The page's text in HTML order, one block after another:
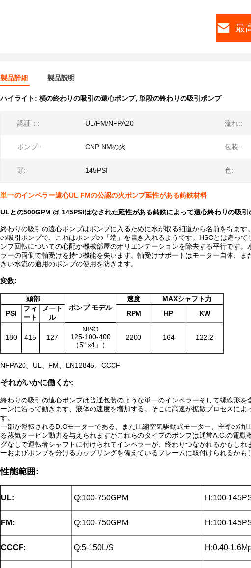
最
製品詳細 製品説明
ハイライト: 横の終わりの吸引の遠心ポンプ, 単段の終わりの吸引ポンプ
認証：: UL/FM/NFPA20 流れ::
ポンプ:: CNP NMの火 包装::
頭: 145PSI 色:
単一のインペラー遠心UL FMの公認の火ポンプ延性がある鋳鉄材料
ULとの500GPM @ 145PSIはなされた延性がある鋳鉄によって遠心終わりの吸
終わりの吸引の遠心ポンプはポンプに入るために水が取る細道から名前を得ま
の吸引ポンプで、これはポンプの「端」を書き入れるようです。HSCとは違っ
ンプ回転についての心配か機械部屋のオリエンテーションを除去する平行です
ラーの両側で軸受けを持つ機能を失います。軸受けサポートはモーター自体、
きい水流の適用のポンプの使用を防ぎます。
変数:
頭部
ポンプ モデル
速度
MAXシャフト力
PSI
フィ
ート
メート
ル
RPM HP KW
180 415 127
NISO
125-100-400
（5" x4」）
2200 164 122.2
NFPA20、UL、FM、EN12845、CCCF
それがいかに働くか:
終わりの吸引の遠心ポンプは普通包装のような単一のインペラーそして螺線形
ーンに沿って動きます、液体の速度を増加する。そこに高速が拡散プロセスに
す。
一部が運転されるD.Cモーターである、また圧縮空気駆動式モーター、主導の油
る蒸気タービン動力を与えられますがこれらのタイプのポンプは通常A.C.の電
グなしで運転者シャフトに付けられてインペラーが、終わりつながれるかもし
ーおよびポンプを分けるカップリングを備えているフレームに取付けられるかも
性能範囲:
UL: Q:100-750GPM H:100-
FM: Q:100-750GPM H:100-
CCCF: Q:5-150L/S H:0.40-